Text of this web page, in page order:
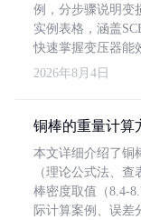
例，分步骤说明变
实例表格，涵盖
快速掌握变压器能
2026年8月4日
铜棒的重量计算
本文详细介绍了铜
（理论公式法、
棒密度取值（8.4-
际计算案例、误差